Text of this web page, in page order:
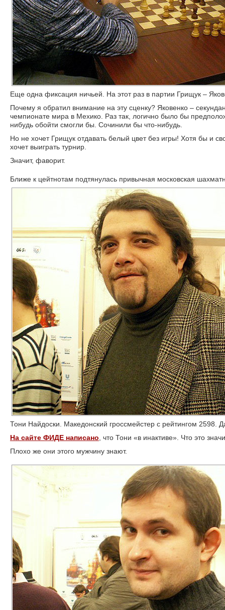
Еще одна фиксация ничьей. На этот раз в партии Грищук –
Почему я обратил внимание на эту сценку? Яковенко –
чемпионате мира в Мехико. Раз так, логично было бы
нибудь обойти смогли бы. Сочинили бы что-нибудь.
Но не хочет Грищук отдавать белый цвет без игры! Хотя бы и
хочет выиграть турнир.
Значит, фаворит.
Ближе к цейтнотам подтянулась привычная московская
Тони Найдоски. Македонский гроссмейстер с рейтингом 2598.
На сайте ФИДЕ написано , что Тони «в инактиве». Что это
Плохо же они этого мужчину знают.